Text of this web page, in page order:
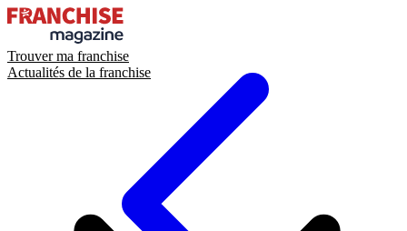
Trouver ma franchise
Actualités de la franchise